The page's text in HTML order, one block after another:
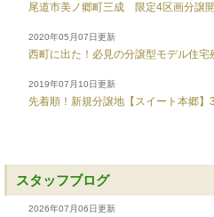
尾道市美ノ郷町三成 限定4区画分譲
2020年05月07日更新
西町に出た！必見の分譲型モデル住宅
2019年07月10日更新
先着順！新規分譲地【スイート本郷】
スタッフブログ
2026年07月06日更新